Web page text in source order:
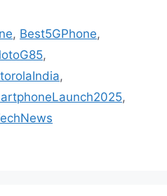
, Best5GPhone,
,
,
,